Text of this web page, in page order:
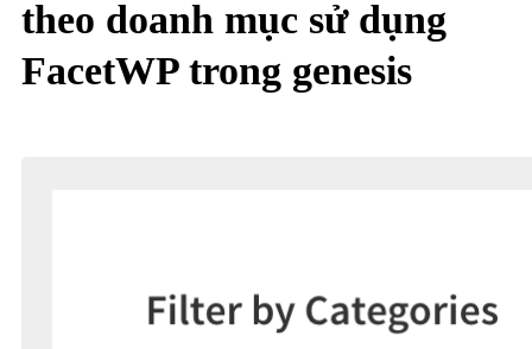
theo doanh mục sử dụng
FacetWP trong genesis